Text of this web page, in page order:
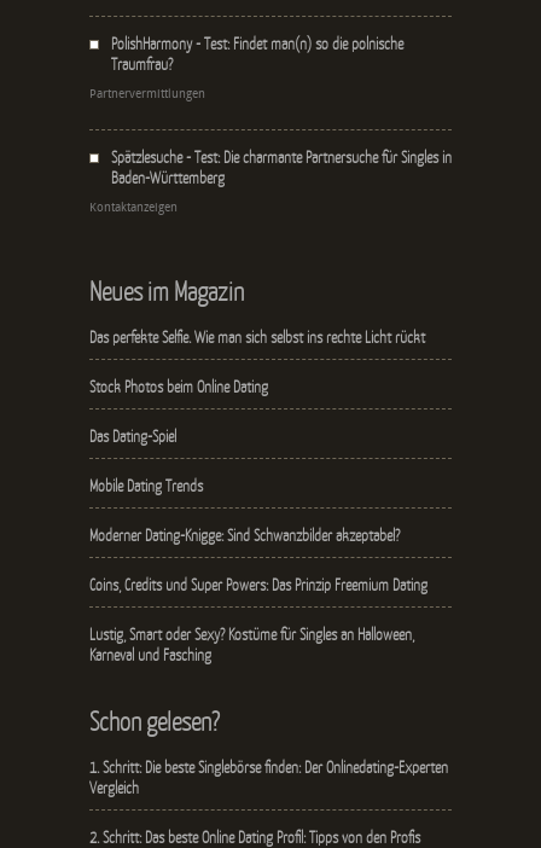
PolishHarmony - Test: Findet man(n) so die polnische
Traumfrau?
Partnervermittlungen
Spätzlesuche - Test: Die charmante Partnersuche für Singles in
Baden-Württemberg
Kontaktanzeigen
Neues im Magazin
Das perfekte Selfie. Wie man sich selbst ins rechte Licht rückt
Stock Photos beim Online Dating
Das Dating-Spiel
Mobile Dating Trends
Moderner Dating-Knigge: Sind Schwanzbilder akzeptabel?
Coins, Credits und Super Powers: Das Prinzip Freemium Dating
Lustig, Smart oder Sexy? Kostüme für Singles an Halloween,
Karneval und Fasching
Schon gelesen?
1. Schritt: Die beste Singlebörse finden: Der Onlinedating-Experten
Vergleich
2. Schritt: Das beste Online Dating Profil: Tipps von den Profis